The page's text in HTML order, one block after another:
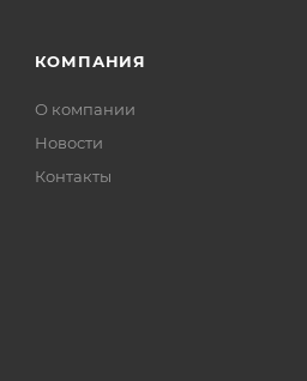
КОМПАНИЯ
О компании
Новости
Контакты